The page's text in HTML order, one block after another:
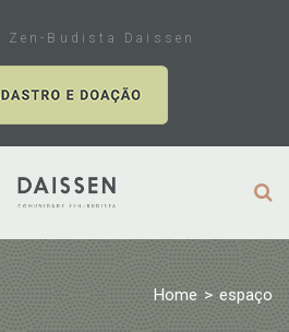
Zen-Budista Daissen
Home > espaço